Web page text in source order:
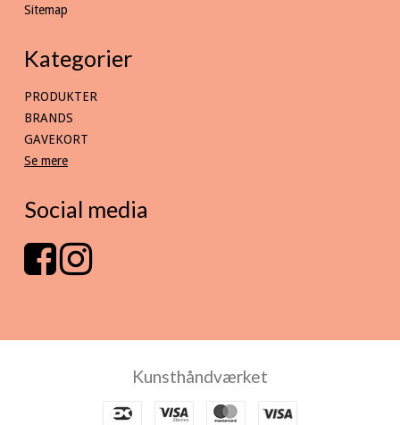
Sitemap
Kategorier
PRODUKTER
BRANDS
GAVEKORT
Se mere
Social media
Kunsthåndværket